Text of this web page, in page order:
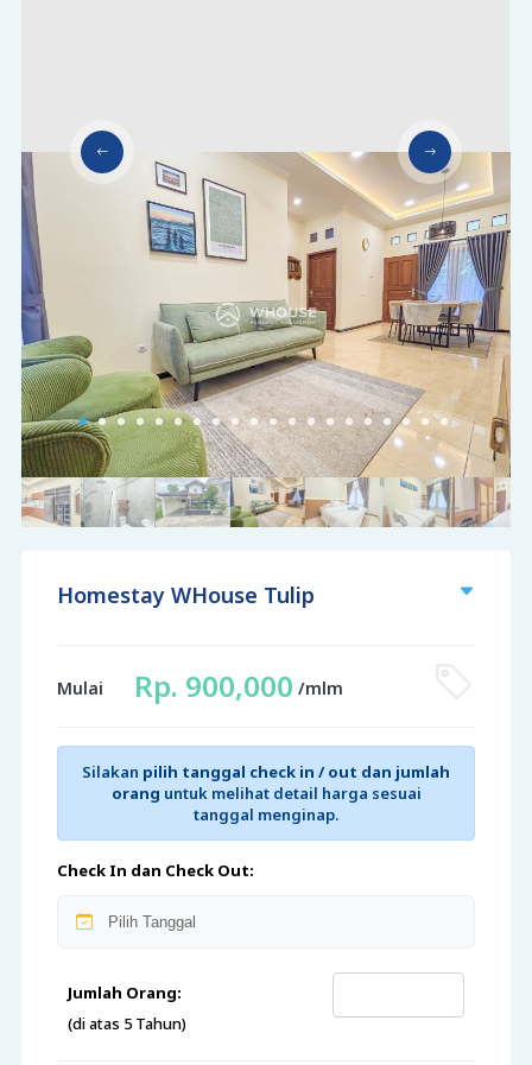
Homestay WHouse Tulip
Mulai Rp. 900,000 /mlm
Silakan pilih tanggal check in / out dan jumlah
orang untuk melihat detail harga sesuai
tanggal menginap.
Check In dan Check Out:
Jumlah Orang:
(di atas 5 Tahun)